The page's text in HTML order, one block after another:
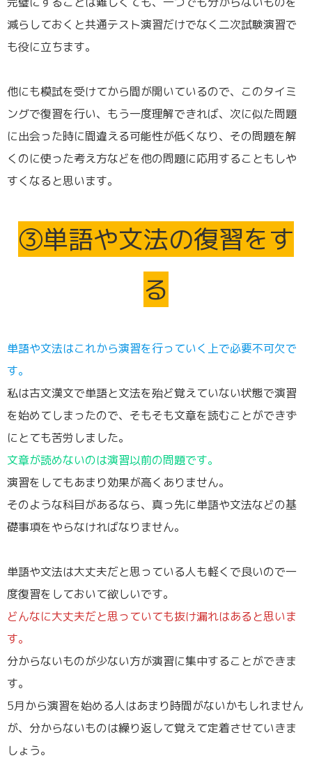
減らしておくと共通テスト演習だけでなく二次試験演習で
も役に立ちます。
他にも模試を受けてから間が開いているので、このタイミ
ングで復習を行い、もう一度理解できれば、次に似た問題
に出会った時に間違える可能性が低くなり、その問題を解
くのに使った考え方などを他の問題に応用することもしや
すくなると思います。
③単語や文法の復習をす
る
単語や文法はこれから演習を行っていく上で必要不可欠で
す。
私は古文漢文で単語と文法を殆ど覚えていない状態で演習
を始めてしまったので、そもそも文章を読むことができず
にとても苦労しました。
文章が読めないのは演習以前の問題です。
演習をしてもあまり効果が高くありません。
そのような科目があるなら、真っ先に単語や文法などの基
礎事項をやらなければなりません。
単語や文法は大丈夫だと思っている人も軽くで良いので一
度復習をしておいて欲しいです。
どんなに大丈夫だと思っていても抜け漏れはあると思いま
す。
分からないものが少ない方が演習に集中することができま
す。
5月から演習を始める人はあまり時間がないかもしれません
が、分からないものは繰り返して覚えて定着させていきま
しょう。